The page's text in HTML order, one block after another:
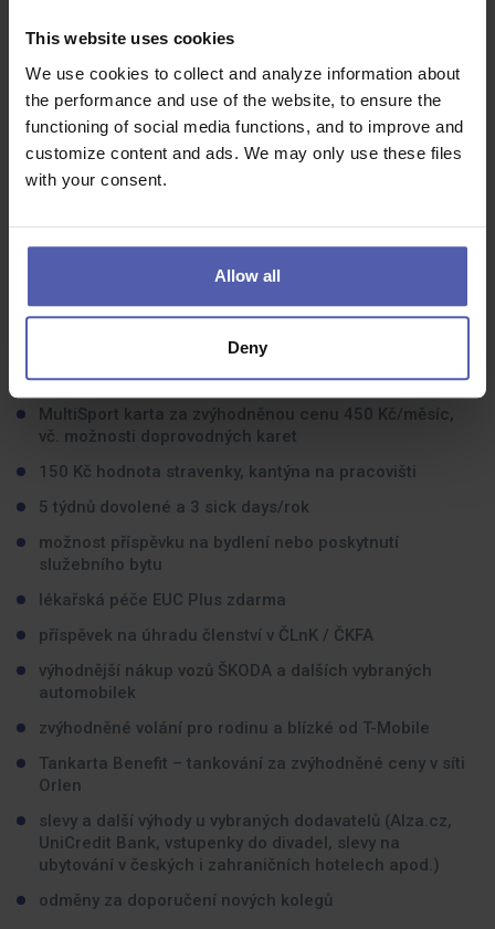
This website uses cookies
We use cookies to collect and analyze information about
the performance and use of the website, to ensure the
functioning of social media functions, and to improve and
customize content and ads. We may only use these files
with your consent.
Allow all
Deny
sdílíme.
Co dostanete na oplátku:
10 000 Kč/rok ve slevách na nákup v lékárnách BENU a
veškeré služby Center prevence s poradenstvím
zdarma
3 000 Kč/rok příspěvek do Cafeterie
1 000 Kč/rok příspěvek na individuální rozvoj
500 Kč/rok příspěvek na pracovní obuv, pracovní oděv
zdarma
MultiSport karta za zvýhodněnou cenu 450 Kč/měsíc,
vč. možnosti doprovodných karet
150 Kč hodnota stravenky, kantýna na pracovišti
5 týdnů dovolené a 3 sick days/rok
možnost příspěvku na bydlení nebo poskytnutí
služebního bytu
lékařská péče EUC Plus zdarma
příspěvek na úhradu členství v ČLnK / ČKFA
výhodnější nákup vozů ŠKODA a dalších vybraných
automobilek
zvýhodněné volání pro rodinu a blízké od T-Mobile
Tankarta Benefit – tankování za zvýhodněné ceny v síti
Orlen
slevy a další výhody u vybraných dodavatelů (Alza.cz,
UniCredit Bank, vstupenky do divadel, slevy na
ubytování v českých i zahraničních hotelech apod.)
odměny za doporučení nových kolegů